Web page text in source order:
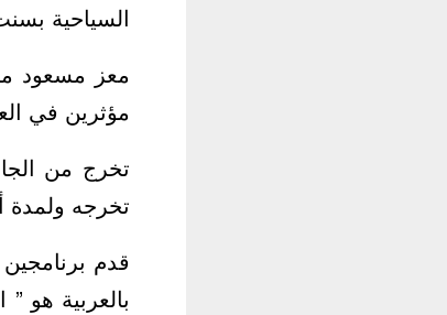
السياحية
مؤثرين في
تخرجه ولمدة
قدم
بالعربية هو